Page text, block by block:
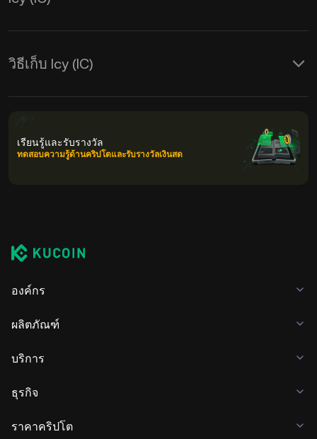
วิธีเก็บ Icy (IC)
เรียนรู้และรับรางวัล
ทดสอบความรู้ด้านคริปโตและรับรางวัลเงินสด
องค์กร
ผลิตภัณฑ์
บริการ
ธุรกิจ
ราคาคริปโต